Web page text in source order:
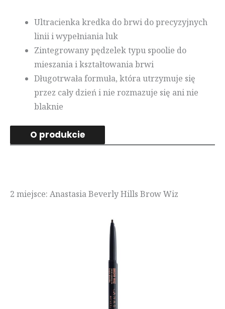
Ultracienka kredka do brwi do precyzyjnych
linii i wypełniania luk
Zintegrowany pędzelek typu spoolie do
mieszania i kształtowania brwi
Długotrwała formuła, która utrzymuje się
przez cały dzień i nie rozmazuje się ani nie
blaknie
O produkcie
2 miejsce: Anastasia Beverly Hills Brow Wiz